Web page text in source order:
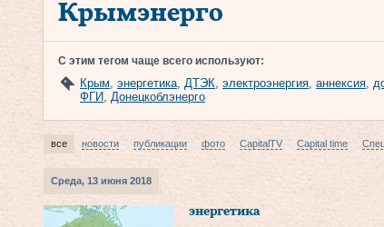
Крымэнерго
С этим тегом чаще всего используют:
Крым, энергетика, ДТЭК, электроэнергия, аннексия,
ФГИ, Донецкоблэнерго
все новости публикации фото CapitalTV Capital time
Среда, 13 июня 2018
энергетика